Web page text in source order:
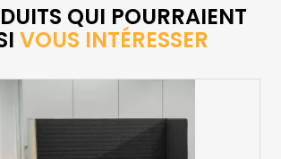
QUI POURRAIENT
VOUS INTÉRESSER